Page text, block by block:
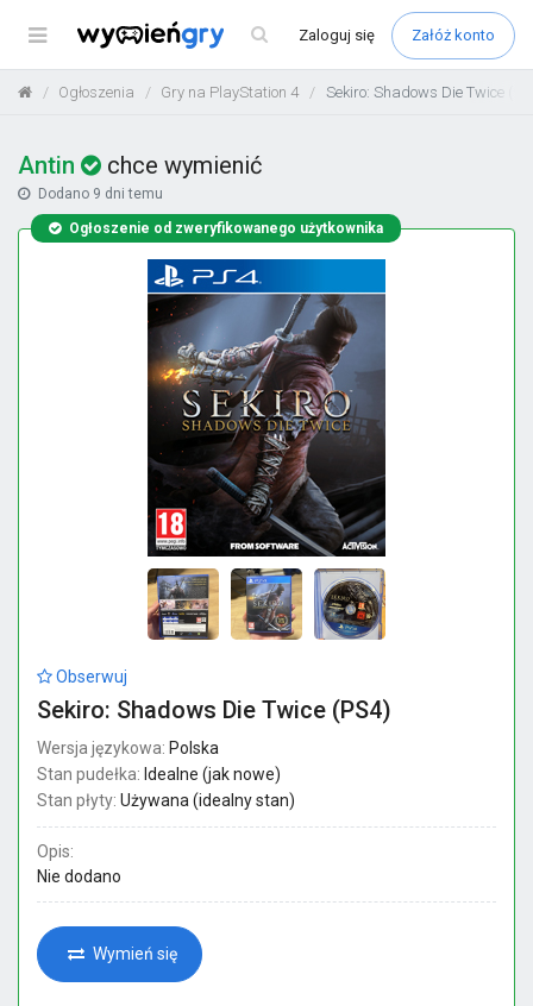
Menu Zaloguj się Załóż konto
Ogłoszenia Gry na PlayStation 4 Sekiro: Shadows Die Twice
Antin chce wymienić
Dodano 9 dni temu
Ogłoszenie od zweryfikowanego użytkownika
Obserwuj
Sekiro: Shadows Die Twice (PS4)
Wersja językowa: Polska
Stan pudełka: Idealne (jak nowe)
Stan płyty: Używana (idealny stan)
Opis:
Nie dodano
Wymień się